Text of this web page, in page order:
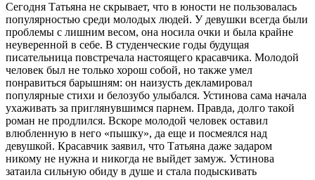
Сегодня Татьяна не скрывает, что в юности не пользовалась
популярностью среди молодых людей. У девушки всегда были
проблемы с лишним весом, она носила очки и была крайне
неуверенной в себе. В студенческие годы будущая
писательница повстречала настоящего красавчика. Молодой
человек был не только хорош собой, но также умел
понравиться барышням: он наизусть декламировал
популярные стихи и белозубо улыбался. Устинова сама начала
ухаживать за приглянувшимся парнем. Правда, долго такой
роман не продлился. Вскоре молодой человек оставил
влюбленную в него «пышку», да еще и посмеялся над
девушкой. Красавчик заявил, что Татьяна даже задаром
никому не нужна и никогда не выйдет замуж. Устинова
затаила сильную обиду в душе и стала подыскивать